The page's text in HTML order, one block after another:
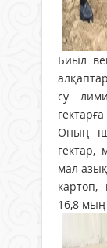
Биыл
су
Оның
гектар,
мал
16,8 мың